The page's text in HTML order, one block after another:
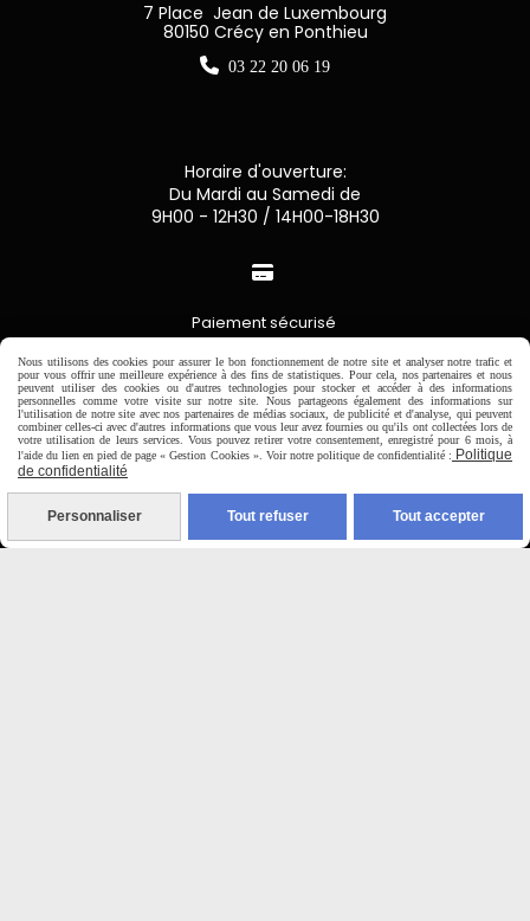
7 Place Jean de Luxembourg
80150 Crécy en Ponthieu
 03 22 20 06 19
Horaire d'ouverture:
Du Mardi au Samedi de
9H00 - 12H30 / 14H00-18H30

Paiement sécurisé
CB Crédit Agricole
Virement bancaire
PAYPAL (4x sans frais)
Nous utilisons des cookies pour assurer le bon fonctionnement de notre site et analyser notre trafic et
pour vous offrir une meilleure expérience à des fins de statistiques. Pour cela, nos partenaires et nous
peuvent utiliser des cookies ou d'autres technologies pour stocker et accéder à des informations
personnelles comme votre visite sur notre site. Nous partageons également des informations sur
l'utilisation de notre site avec nos partenaires de médias sociaux, de publicité et d'analyse, qui peuvent
combiner celles-ci avec d'autres informations que vous leur avez fournies ou qu'ils ont collectées lors de
votre utilisation de leurs services. Vous pouvez retirer votre consentement, enregistré pour 6 mois, à
l'aide du lien en pied de page « Gestion Cookies ». Voir notre politique de confidentialité : Politique
de confidentialité
Personnaliser Tout refuser Tout accepter